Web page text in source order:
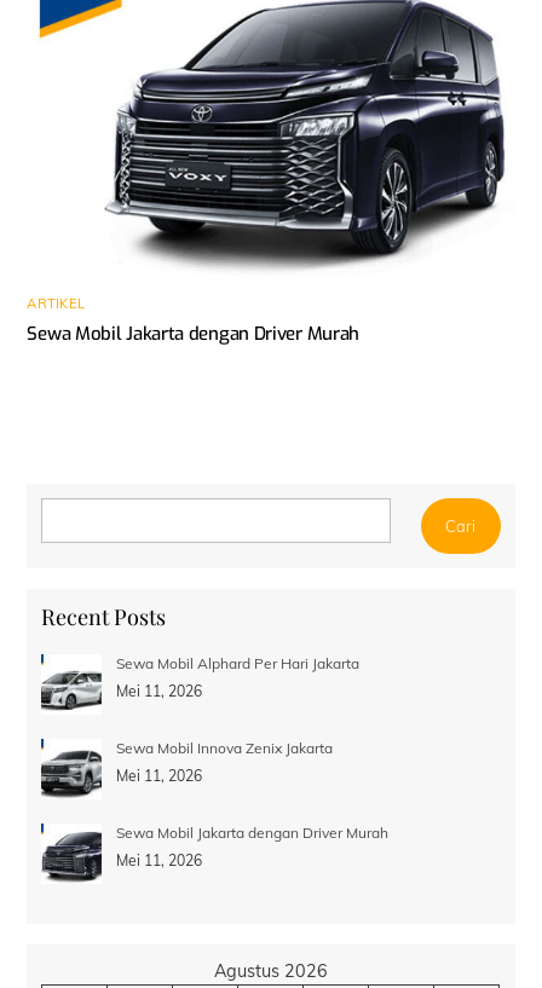
ARTIKEL
Sewa Mobil Jakarta dengan Driver Murah
Cari
Recent Posts
Sewa Mobil Alphard Per Hari Jakarta
Mei 11, 2026
Sewa Mobil Innova Zenix Jakarta
Mei 11, 2026
Sewa Mobil Jakarta dengan Driver Murah
Mei 11, 2026
Agustus 2026